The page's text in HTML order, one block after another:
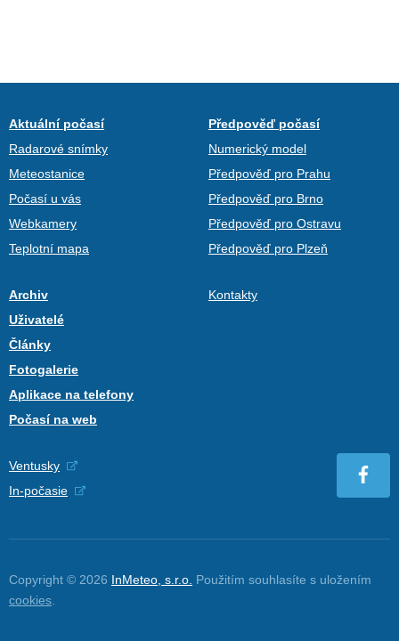
Aktuální počasí
Radarové snímky
Meteostanice
Počasí u vás
Webkamery
Teplotní mapa
Předpověď počasí
Numerický model
Předpověď pro Prahu
Předpověď pro Brno
Předpověď pro Ostravu
Předpověď pro Plzeň
Archiv
Uživatelé
Články
Fotogalerie
Aplikace na telefony
Počasí na web
Kontakty
Ventusky
In-počasie
Copyright © 2026 InMeteo, s.r.o. Použitím souhlasíte s uložením
cookies